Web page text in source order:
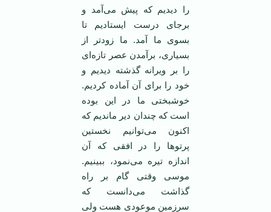
را دیدیم که پیش می‌آمد و
برجای درست ‌ایستادیم تا
بسوی ما آمد. ما زودتر از
بسیاری، برآمدن عصر تازه‌ای
را بر ویرانه گذشته دیدیم و
خود را برای آن آماده کردیم.
خوشبختی ما در ‌این بوده
است که چندان دیر ماندیم که
اکنون می‌توانیم نخستین
پرتوها را در افقی که آن
اندازه تیره می‌نمود، ببینیم.
موسی وقتی گام بر راه
گذاشت می‌دانست که
سرزمین موعودی هست ولی